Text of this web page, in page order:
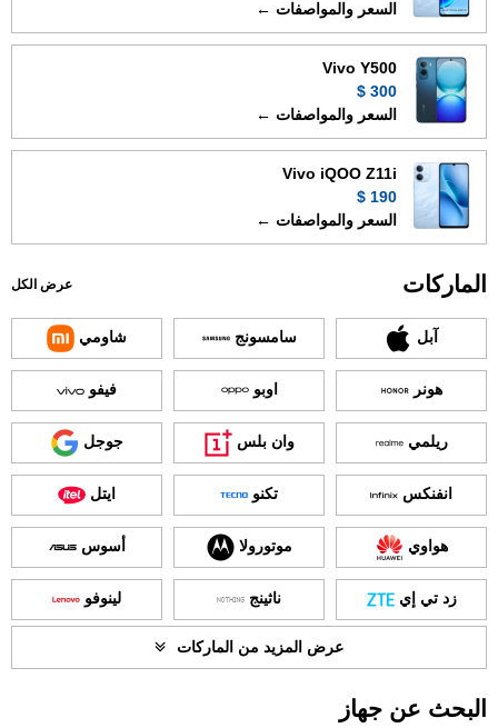
السعر والمواصفات ←
Vivo Y500
300 $
السعر والمواصفات ←
Vivo iQOO Z11i
190 $
السعر والمواصفات ←
الماركات عرض الكل
آبل سامسونج شاومي
هونر اوبو فيفو
ريلمي وان بلس جوجل
انفنكس تكنو ايتل
هواوي موتورولا أسوس
زد تي إي ناثينج لينوفو
عرض المزيد من الماركات
البحث عن جهاز